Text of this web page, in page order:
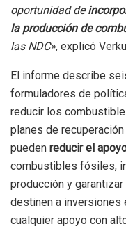
oportunidad de
la producción de
las NDC», explicó
El informe describe
formuladores de
reducir los
planes de
pueden reducir el
combustibles fósiles,
producción y
destinen a inversiones
cualquier apoyo con